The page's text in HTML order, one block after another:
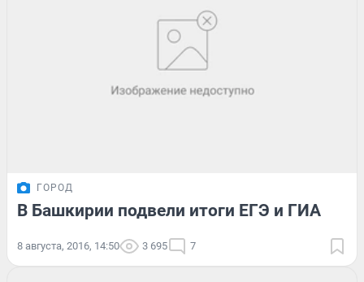
ГОРОД
В Башкирии подвели итоги ЕГЭ и ГИА
8 августа, 2016, 14:50 3 695 7